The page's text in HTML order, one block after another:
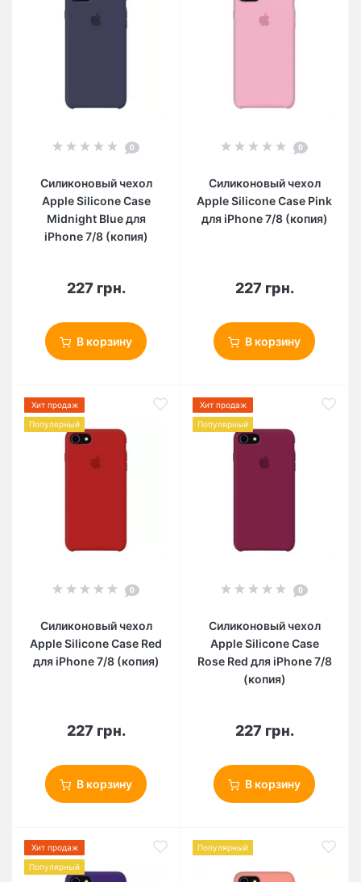
0
Силиконовый чехол
Apple Silicone Case
Midnight Blue для
iPhone 7/8 (копия)
227 грн.
В корзину
0
Силиконовый чехол
Apple Silicone Case Pink
для iPhone 7/8 (копия)
227 грн.
В корзину
Хит продаж
Популярный
0
Силиконовый чехол
Apple Silicone Case Red
для iPhone 7/8 (копия)
227 грн.
В корзину
Хит продаж
Популярный
0
Силиконовый чехол
Apple Silicone Case
Rose Red для iPhone 7/8
(копия)
227 грн.
В корзину
Хит продаж
Популярный
Популярный